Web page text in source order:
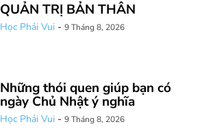
QUẢN TRỊ BẢN THÂN
Học Phải Vui - 9 Tháng 8, 2026
Những thói quen giúp bạn có
ngày Chủ Nhật ý nghĩa
Học Phải Vui - 9 Tháng 8, 2026